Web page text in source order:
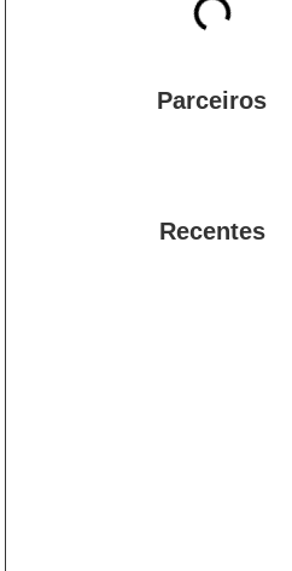
Parceiros
Recentes